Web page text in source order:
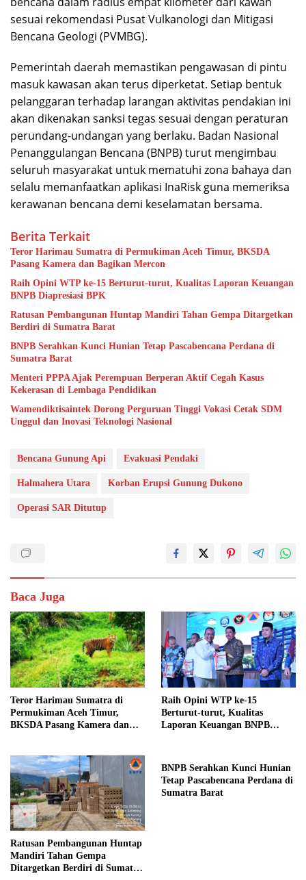
sesuai rekomendasi Pusat Vulkanologi dan Mitigasi
Bencana Geologi (PVMBG).
Pemerintah daerah memastikan pengawasan di pintu
masuk kawasan akan terus diperketat. Setiap bentuk
pelanggaran terhadap larangan aktivitas pendakian ini
akan dikenakan sanksi tegas sesuai dengan peraturan
perundang-undangan yang berlaku. Badan Nasional
Penanggulangan Bencana (BNPB) turut mengimbau
seluruh masyarakat untuk mematuhi zona bahaya dan
selalu memanfaatkan aplikasi InaRisk guna memeriksa
kerawanan bencana demi keselamatan bersama.
Berita Terkait
Teror Harimau Sumatra di Permukiman Aceh Timur, BKSDA
Pasang Kamera dan Bagikan Mercon
Raih Opini WTP ke-15 Berturut-turut, Kualitas Laporan Keuangan
BNPB Diapresiasi BPK
Ratusan Pembangunan Huntap Mandiri Tahan Gempa Ditargetkan
Berdiri di Sumatra Barat
BNPB Serahkan Kunci Hunian Tetap Pascabencana Perdana di
Sumatra Barat
Menteri PPPA Ajak Perempuan Berperan Aktif Cegah Kasus
Kekerasan di Lembaga Pendidikan
Wamendiktisaintek Dorong Perguruan Tinggi Vokasi Cetak SDM
Unggul dan Inovasi Teknologi Nasional
Bencana Gunung Api Evakuasi Pendaki
Halmahera Utara Korban Erupsi Gunung Dukono
Operasi SAR Ditutup
Baca Juga
Teror Harimau Sumatra di
Permukiman Aceh Timur,
BKSDA Pasang Kamera dan
Raih Opini WTP ke-15
Berturut-turut, Kualitas
Laporan Keuangan BNPB
Ratusan Pembangunan Huntap
Mandiri Tahan Gempa
Ditargetkan Berdiri di Sumatra
BNPB Serahkan Kunci Hunian
Tetap Pascabencana Perdana di
Sumatra Barat